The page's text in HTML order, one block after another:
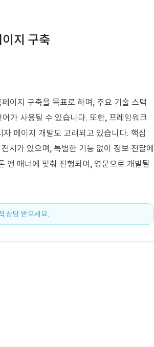
지 구축
이지 구축을 목표로 하며, 주요 기술 스택
가 사용될 수 있습니다. 또한, 프레임워크
페이지 개발도 고려되고 있습니다. 핵심
시가 있으며, 특별한 기능 없이 정보 전달에
앤 매너에 맞춰 진행되며, 영문으로 개발될
상담 받으세요.